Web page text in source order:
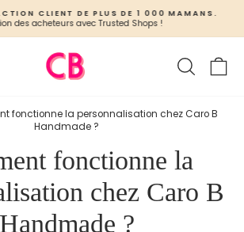
Pause
CLIENT DE PLUS DE 1 000 MAMANS.
des acheteurs avec Trusted Shops !
fonctionne la personnalisation chez Caro B
Handmade ?
fonctionne la
chez Caro B
Handmade ?